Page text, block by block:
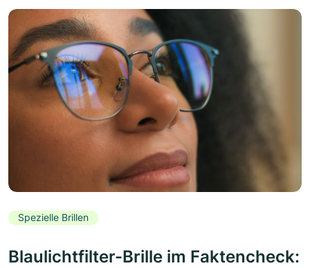
Spezielle Brillen
Blaulichtfilter-Brille im Faktencheck: